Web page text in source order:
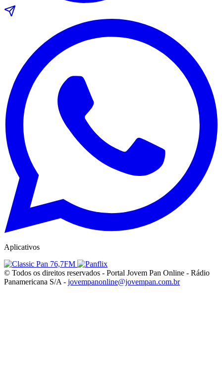
Aplicativos
© Todos os direitos reservados - Portal Jovem Pan Online - Rádio
Panamericana S/A - jovempanonline@jovempan.com.br